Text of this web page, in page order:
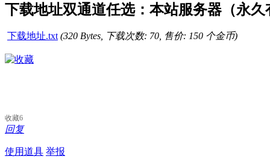
下载地址双通道任选：本站服务器（永
下载地址.txt (320 Bytes, 下载次数: 70, 售价: 150 个金币)
收藏6
回复
使用道具 举报